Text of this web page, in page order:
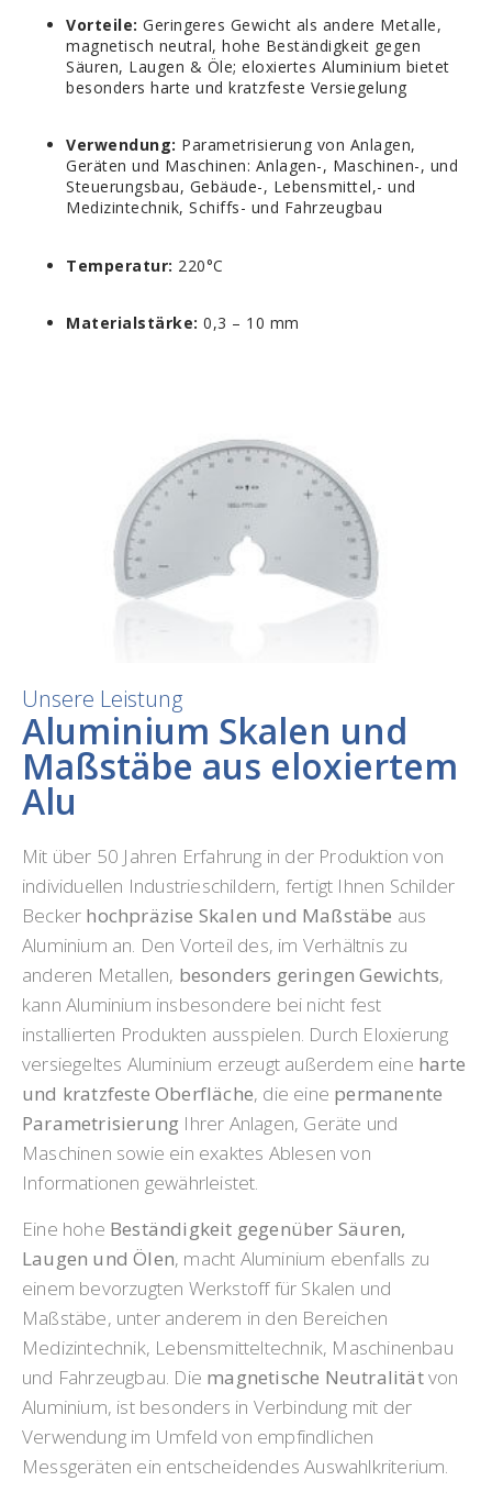
Vorteile: Geringeres Gewicht als andere Metalle,
magnetisch neutral, hohe Beständigkeit gegen
Säuren, Laugen & Öle; eloxiertes Aluminium bietet
besonders harte und kratzfeste Versiegelung
Verwendung: Parametrisierung von Anlagen,
Geräten und Maschinen: Anlagen-, Maschinen-, und
Steuerungsbau, Gebäude-, Lebensmittel,- und
Medizintechnik, Schiffs- und Fahrzeugbau
Temperatur: 220°C
Materialstärke: 0,3 – 10 mm
Unsere Leistung
Aluminium Skalen und
Maßstäbe aus eloxiertem
Alu
Mit über 50 Jahren Erfahrung in der Produktion von
individuellen Industrieschildern, fertigt Ihnen Schilder
Becker hochpräzise Skalen und Maßstäbe aus
Aluminium an. Den Vorteil des, im Verhältnis zu
anderen Metallen, besonders geringen Gewichts,
kann Aluminium insbesondere bei nicht fest
installierten Produkten ausspielen. Durch Eloxierung
versiegeltes Aluminium erzeugt außerdem eine harte
und kratzfeste Oberfläche, die eine permanente
Parametrisierung Ihrer Anlagen, Geräte und
Maschinen sowie ein exaktes Ablesen von
Informationen gewährleistet.
Eine hohe Beständigkeit gegenüber Säuren,
Laugen und Ölen, macht Aluminium ebenfalls zu
einem bevorzugten Werkstoff für Skalen und
Maßstäbe, unter anderem in den Bereichen
Medizintechnik, Lebensmitteltechnik, Maschinenbau
und Fahrzeugbau. Die magnetische Neutralitätvon
Aluminium, ist besonders in Verbindung mit der
Verwendung im Umfeld von empfindlichen
Messgeräten ein entscheidendes Auswahlkriterium.